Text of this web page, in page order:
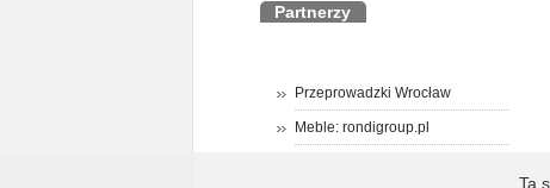
Partnerzy
Przeprowadzki Wrocław
Meble: rondigroup.pl
Ta